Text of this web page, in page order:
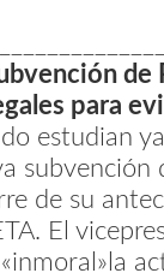
de
para
estudian
subvención
de su
El